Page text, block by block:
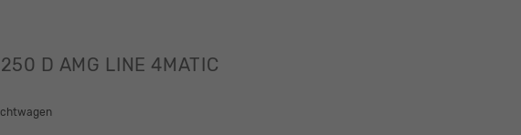
250 D AMG LINE 4MATIC